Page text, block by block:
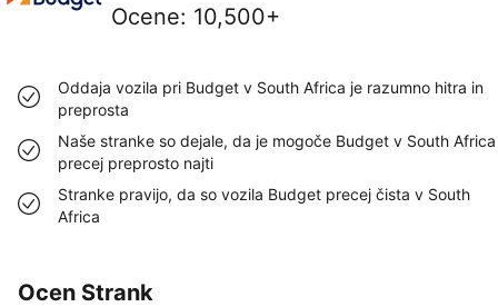
Ocene: 10,500+
Oddaja vozila pri Budget v South Africa je razumno hitra in
preprosta
Naše stranke so dejale, da je mogoče Budget v South Africa
precej preprosto najti
Stranke pravijo, da so vozila Budget precej čista v South
Africa
Ocen Strank